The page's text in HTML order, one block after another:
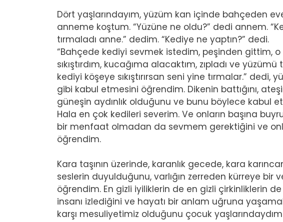
Dört yaşlarındayım, yüzüm kan içinde bahçeden
anneme koştum. “Yüzüne ne oldu?” dedi annem.
tırmaladı anne.” dedim. “Kediye ne yaptın?” dedi.
“Bahçede kediyi sevmek istedim, peşinden gittim,
sıkıştırdım, kucağıma alacaktım, zıpladı ve
kediyi köşeye sıkıştırırsan seni yine tırmalar.”
gibi kabul etmesini öğrendim. Dikenin battığını,
güneşin aydınlık olduğunu ve bunu böylece
Hala en çok kedileri severim. Ve onların başına
bir menfaat olmadan da sevmem gerektiğini ve
öğrendim.
Kara taşının üzerinde, karanlık gecede, kara
seslerin duyulduğunu, varlığın zerreden kürreye
öğrendim. En gizli iyiliklerin de en gizli çirkinliklerin
insanı izlediğini ve hayatı bir anlam uğruna
karşı mesuliyetimiz olduğunu çocuk